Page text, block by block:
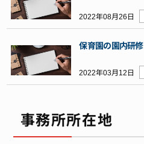
2022年08月26日
保育園の園内研修
2022年03月12日
事務所所在地